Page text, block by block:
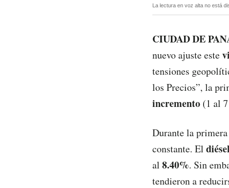
La lectura en voz alta no está
CIUDAD DE
nuevo ajuste este
tensiones
los Precios”, la
incremento (1 al
Durante la
constante. El diésel
al 8.40%. Sin
tendieron a